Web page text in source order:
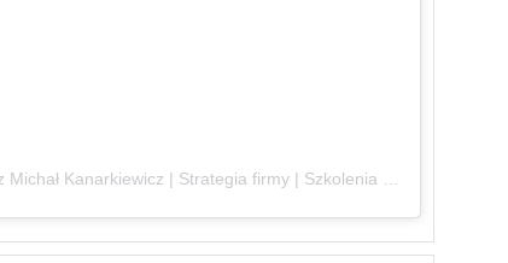
Post udostępniony przez Michał Kanarkiewicz | Strategia firmy | Szkolenia | Power Speech (@michalkanarkiewicz)